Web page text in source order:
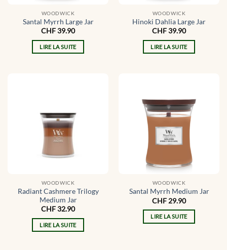
WOODWICK
Santal Myrrh Large Jar
CHF39.90
LIRE LA SUITE
WOODWICK
Hinoki Dahlia Large Jar
CHF39.90
LIRE LA SUITE
WOODWICK
Radiant Cashmere Trilogy
Medium Jar
CHF32.90
LIRE LA SUITE
WOODWICK
Santal Myrrh Medium Jar
CHF 29.90
LIRE LA SUITE